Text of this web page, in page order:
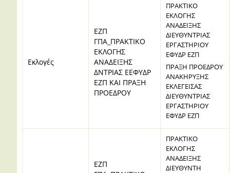
Εκλογές
ΕΖΠ
ΓΠΑ_ΠΡΑΚΤΙΚΟ
ΕΚΛΟΓΗΣ
ΑΝΑΔΕΙΞΗΣ
ΔΝΤΡΙΑΣ ΕΕΦΥΔΡ
ΕΖΠ ΚΑΙ ΠΡΑΞΗ
ΠΡΟΕΔΡΟΥ
ΠΡΑΚΤΙΚΟ
ΕΚΛΟΓΗΣ
ΑΝΑΔΕΙΞΗΣ
ΔΙΕΥΘΥΝΤΡΙΑΣ
ΕΡΓΑΣΤΗΡΙΟΥ
ΕΦΥΔΡ ΕΖΠ
ΠΡΑΞΗ ΠΡΟΕΔΡΟΥ
ΑΝΑΚΗΡΥΞΗΣ
ΕΚΛΕΓΕΙΣΑΣ
ΔΙΕΥΘΥΝΤΡΙΑΣ
ΕΡΓΑΣΤΗΡΙΟΥ
ΕΦΥΔΡ ΕΖΠ
ΕΖΠ
ΠΡΑΚΤΙΚΟ
ΕΚΛΟΓΗΣ
ΑΝΑΔΕΙΞΗΣ
ΔΙΕΥΘΥΝΤΗ